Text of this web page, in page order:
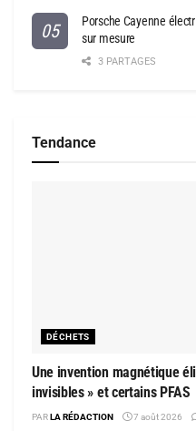
Porsche Cayenne
sur mesure
3 PARTAGES
Tendance
DÉCHETS
Une invention magnétique
invisibles » et certains PFAS
PARLA RÉDACTION 7 août 2026